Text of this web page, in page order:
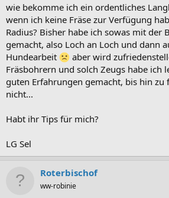
wie bekomme ich ein ordentliches
wenn ich keine Fräse zur Verfügung
Radius? Bisher habe ich sowas mit der
gemacht, also Loch an Loch und dann
Hundearbeit
aber wird
Fräsbohrern und solch Zeugs habe ich
guten Erfahrungen gemacht, bis hin
nicht...
Habt ihr Tips für mich?
LG Sel
Roterbischof
ww-robinie